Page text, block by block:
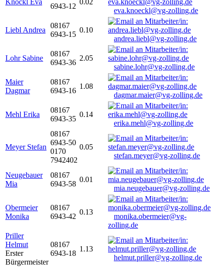
Knöckl Eva
6943-12
0.02
eva.knoeckl@vg-zolling.de
Liebl Andrea
08167
6943-15
0.10
andrea.liebl@vg-zolling.de
Lohr Sabine
08167
6943-36
2.05
sabine.lohr@vg-zolling.de
Maier
Dagmar
08167
6943-16
1.08
dagmar.maier@vg-zolling.de
Mehl Erika
08167
6943-35
0.14
erika.mehl@vg-zolling.de
Meyer Stefan
08167
6943-50
0170
7942402
0.05
stefan.meyer@vg-zolling.de
Neugebauer
Mia
08167
6943-58
0.01
mia.neugebauer@vg-zolling.de
Obermeier
Monika
08167
6943-42
0.13
monika.obermeier@vg-
zolling.de
Priller
Helmut
Erster
Bürgermeister
08167
6943-18
1.13
helmut.priller@vg-zolling.de